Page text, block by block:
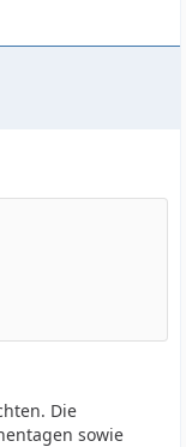
Die
sowie